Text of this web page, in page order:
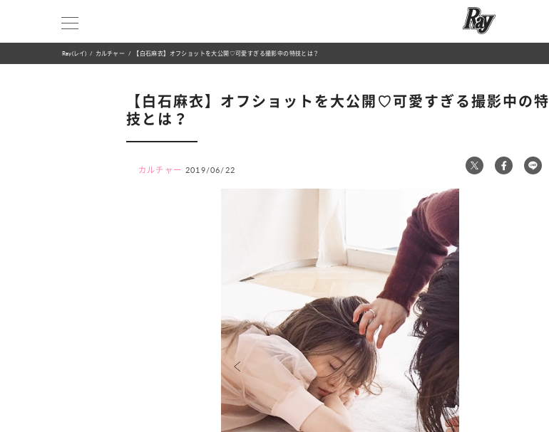
Ray(レイ) カルチャー 【白石麻衣】オフショットを大公開♡可愛すぎる撮影中の特技とは？
【白石麻衣】オフショットを大公開♡可愛すぎる撮影中の特
技とは？
カルチャー 2019/06/22